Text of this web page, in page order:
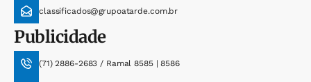
classificados@grupoatarde.com.br
Publicidade
(71) 2886-2683 / Ramal 8585 | 8586